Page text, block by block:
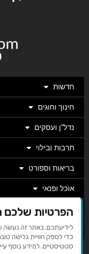
חדשות
חינוך וחוגים
נדל"ן ועסקים
תרבות ובילוי
בריאות וספורט
אוכל ופנאי
מגזין
מערכת
הפרטיות שלכם
כדי לספק חוויית גלישה
סטטיסטיים. למידע נוסף